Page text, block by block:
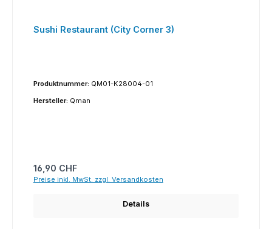
Sushi Restaurant (City Corner 3)
Produktnummer: QM01-K28004-01
Hersteller: Qman
Regulärer Preis:
16,90 CHF
Preise inkl. MwSt. zzgl. Versandkosten
Details